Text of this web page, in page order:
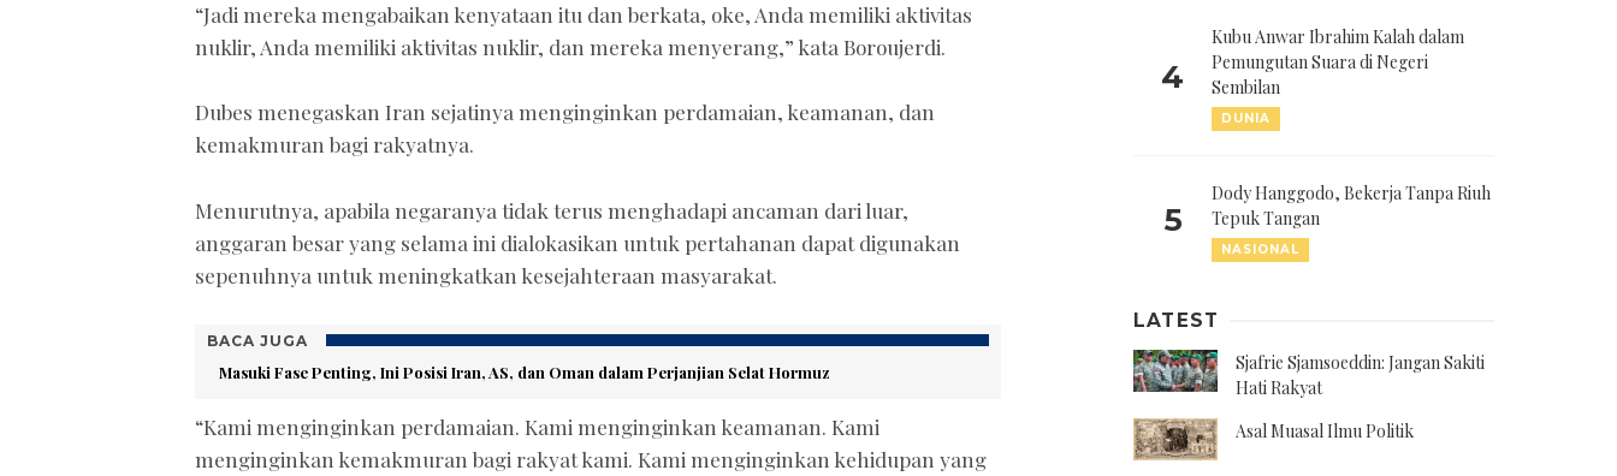
“Jadi mereka mengabaikan kenyataan itu dan berkata, oke, Anda memiliki aktivitas
nuklir, Anda memiliki aktivitas nuklir, dan mereka menyerang,” kata Boroujerdi.
Dubes menegaskan Iran sejatinya menginginkan perdamaian, keamanan, dan
kemakmuran bagi rakyatnya.
Menurutnya, apabila negaranya tidak terus menghadapi ancaman dari luar,
anggaran besar yang selama ini dialokasikan untuk pertahanan dapat digunakan
sepenuhnya untuk meningkatkan kesejahteraan masyarakat.
BACA JUGA
Masuki Fase Penting, Ini Posisi Iran, AS, dan Oman dalam Perjanjian Selat Hormuz
“Kami menginginkan perdamaian. Kami menginginkan keamanan. Kami
menginginkan kemakmuran bagi rakyat kami. Kami menginginkan kehidupan yang
4
Kubu Anwar Ibrahim Kalah dalam
Pemungutan Suara di Negeri
Sembilan
DUNIA
5
Dody Hanggodo, Bekerja Tanpa Riuh
Tepuk Tangan
NASIONAL
LATEST
Sjafrie Sjamsoeddin: Jangan Sakiti
Hati Rakyat
Asal Muasal Ilmu Politik